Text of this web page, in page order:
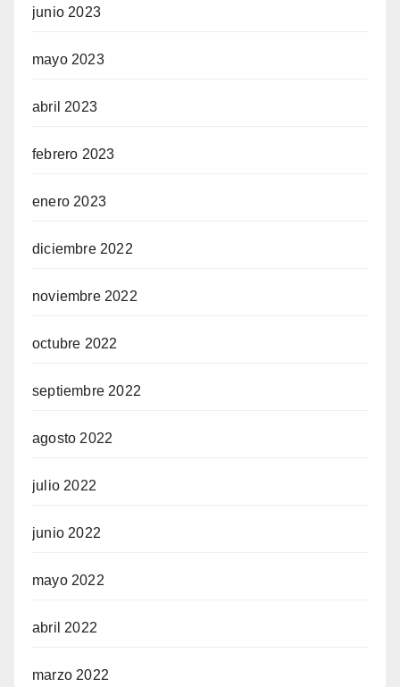
junio 2023
mayo 2023
abril 2023
febrero 2023
enero 2023
diciembre 2022
noviembre 2022
octubre 2022
septiembre 2022
agosto 2022
julio 2022
junio 2022
mayo 2022
abril 2022
marzo 2022